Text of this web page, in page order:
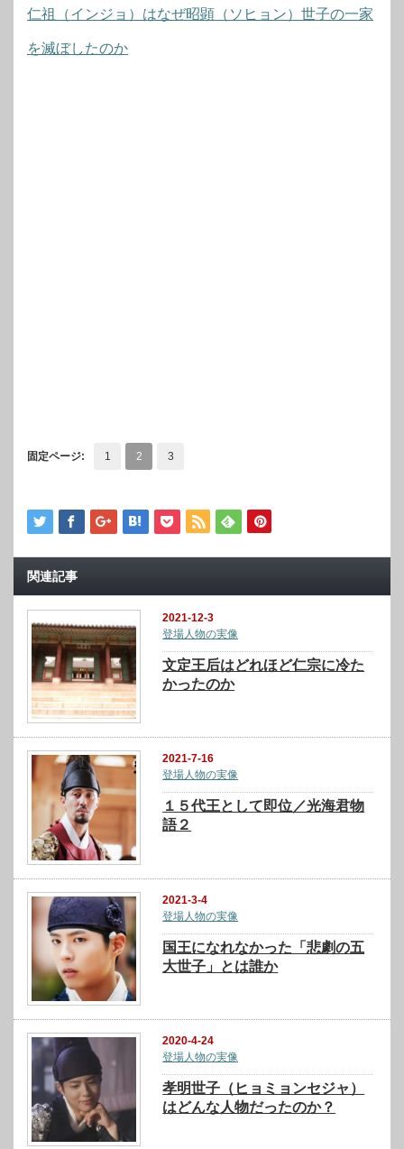
仁祖（インジョ）はなぜ昭顕（ソヒョン）世子の一家
を滅ぼしたのか
固定ページ: 1 2 3
関連記事
2021-12-3
登場人物の実像
文定王后はどれほど仁宗に冷た
かったのか
2021-7-16
登場人物の実像
１５代王として即位／光海君物
語２
2021-3-4
登場人物の実像
国王になれなかった「悲劇の五
大世子」とは誰か
2020-4-24
登場人物の実像
孝明世子（ヒョミョンセジャ）
はどんな人物だったのか？